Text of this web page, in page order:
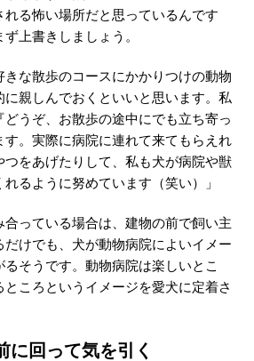
れる怖い場所だと思っているんです
上書きしましょう。
な散歩のコースにかかりつけの動物
親しんでおくといいと思います。私
うぞ、お散歩の途中にでも立ち寄っ
。実際に病院に連れて来てもらえれ
つをあげたりして、私も犬が病院や獣
るように努めています（笑い）」
っている場合は、建物の前で飼い主
だけでも、犬が動物病院によいイメー
そうです。動物病院は楽しいとこ
ころというイメージを愛犬に定着さ
に回って気を引く